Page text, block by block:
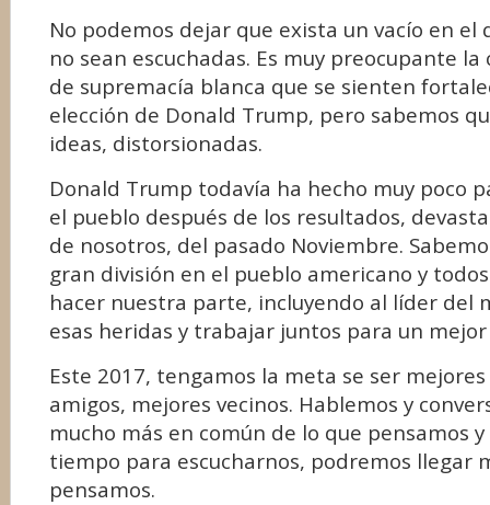
No podemos dejar que exista un vacío en el
no sean escuchadas. Es muy preocupante
de supremacía blanca que se sienten
elección de Donald Trump, pero sabemos
ideas, distorsionadas.
Donald Trump todavía ha hecho muy poco
el pueblo después de los resultados,
de nosotros, del pasado Noviembre.
gran división en el pueblo americano y
hacer nuestra parte, incluyendo al líder del
esas heridas y trabajar juntos para un
Este 2017, tengamos la meta se ser
amigos, mejores vecinos. Hablemos y
mucho más en común de lo que pensamos
tiempo para escucharnos, podremos llegar
pensamos.